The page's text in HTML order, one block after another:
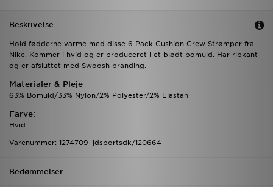
Beskrivelse
Hold fødderne varme med disse 6 Pack Cushion Crew Strømper fra
Nike. Kommer i hvid og er produceret i et blødt bomuld. Har ribkant
og er afsluttet med Swoosh branding.
Materialer & Pleje
63% Bomuld/33% Nylon/2% Polyester/2% Elastan
Farve:
Hvid
Varenummer: 1274709_jdsportsdk/120664
Bedømmelser